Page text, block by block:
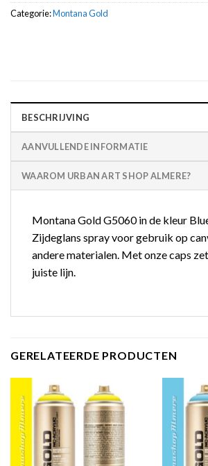
Categorie:Montana Gold
BESCHRIJVING
AANVULLENDE INFORMATIE
WAAROM URBAN ART SHOP ALMERE?
Montana Gold G5060 in de kleur
Zijdeglans spray voor gebruik op
andere materialen. Met onze caps
juiste lijn.
GERELATEERDE PRODUCTEN